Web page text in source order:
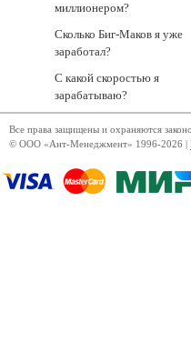
миллионером?
Сколько Биг-Маков я уже
заработал?
С какой скоростью я
зарабатываю?
Все права защищены и охраняются
© ООО «Ант-Менеджмент» 1996-2026 |